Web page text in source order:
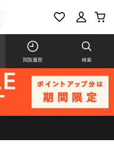
閲覧履歴 検索